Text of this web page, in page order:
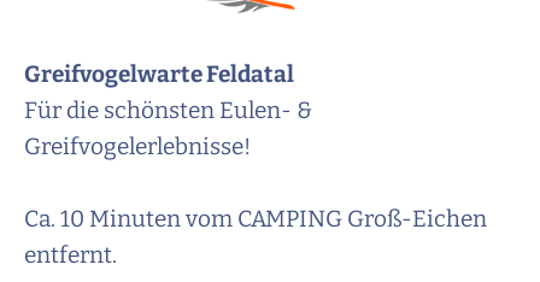
Greifvogelwarte Feldatal
Für die schönsten Eulen- &
Greifvogelerlebnisse!
Ca. 10 Minuten vom CAMPING Groß-Eichen
entfernt.